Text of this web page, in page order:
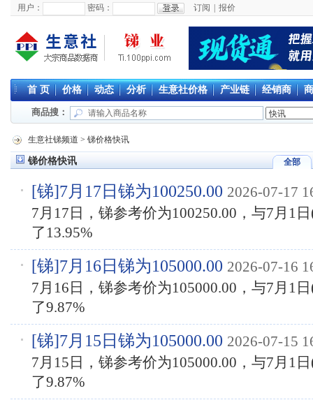
用户： 密码： 订阅 报价
首 页 价格 动态 分析 生意社价格 产业链 经销商
商品搜：
生意社锑频道 > 锑价格快讯
锑价格快讯 全部
[锑]7月17日锑为100250.00 2026-07-17
7月17日，锑参考价为100250.00，与7月1
了13.95%
[锑]7月16日锑为105000.00 2026-07-16
7月16日，锑参考价为105000.00，与7月1
了9.87%
[锑]7月15日锑为105000.00 2026-07-15
7月15日，锑参考价为105000.00，与7月1
了9.87%